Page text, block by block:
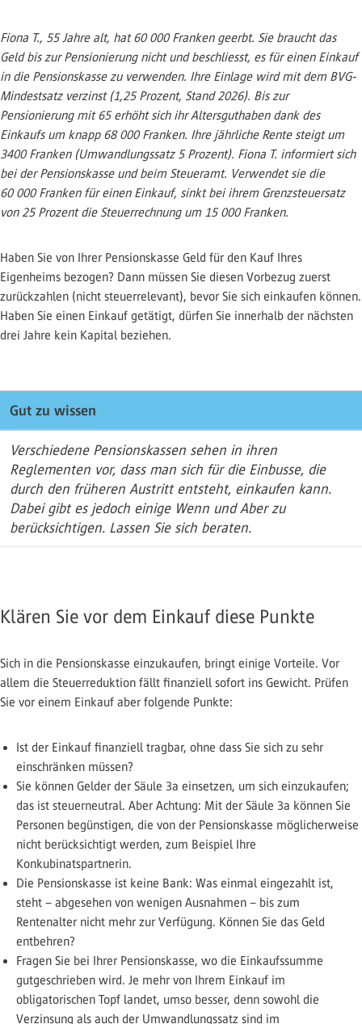
Fiona T., 55 Jahre alt, hat 60 000 Franken geerbt. Sie braucht das
Geld bis zur Pensionierung nicht und beschliesst, es für einen Einkauf
in die Pensionskasse zu verwenden. Ihre Einlage wird mit dem BVG-
Mindestsatz verzinst (1,25 Prozent, Stand 2026). Bis zur
Pensionierung mit 65 erhöht sich ihr Altersguthaben dank des
Einkaufs um knapp 68 000 Franken. Ihre jährliche Rente steigt um
3400 Franken (Umwandlungssatz 5 Prozent). Fiona T. informiert sich
bei der Pensionskasse und beim Steueramt. Verwendet sie die
60 000 Franken für einen Einkauf, sinkt bei ihrem Grenzsteuersatz
von 25 Prozent die Steuerrechnung um 15 000 Franken.
Haben Sie von Ihrer Pensionskasse Geld für den Kauf Ihres
Eigenheims bezogen? Dann müssen Sie diesen Vorbezug zuerst
zurückzahlen (nicht steuerrelevant), bevor Sie sich einkaufen können.
Haben Sie einen Einkauf getätigt, dürfen Sie innerhalb der nächsten
drei Jahre kein Kapital beziehen.
Gut zu wissen
Verschiedene Pensionskassen sehen in ihren
Reglementen vor, dass man sich für die Einbusse, die
durch den früheren Austritt entsteht, einkaufen kann.
Dabei gibt es jedoch einige Wenn und Aber zu
berücksichtigen. Lassen Sie sich beraten.
Klären Sie vor dem Einkauf diese Punkte
Sich in die Pensionskasse einzukaufen, bringt einige Vorteile. Vor
allem die Steuerreduktion fällt finanziell sofort ins Gewicht. Prüfen
Sie vor einem Einkauf aber folgende Punkte:
Ist der Einkauf finanziell tragbar, ohne dass Sie sich zu sehr
einschränken müssen?
Sie können Gelder der Säule 3a einsetzen, um sich einzukaufen;
das ist steuerneutral. Aber Achtung: Mit der Säule 3a können Sie
Personen begünstigen, die von der Pensionskasse möglicherweise
nicht berücksichtigt werden, zum Beispiel Ihre
Konkubinatspartnerin.
Die Pensionskasse ist keine Bank: Was einmal eingezahlt ist,
steht – abgesehen von wenigen Ausnahmen – bis zum
Rentenalter nicht mehr zur Verfügung. Können Sie das Geld
entbehren?
Fragen Sie bei Ihrer Pensionskasse, wo die Einkaufssumme
gutgeschrieben wird. Je mehr von Ihrem Einkauf im
obligatorischen Topf landet, umso besser, denn sowohl die
Verzinsung als auch der Umwandlungssatz sind im